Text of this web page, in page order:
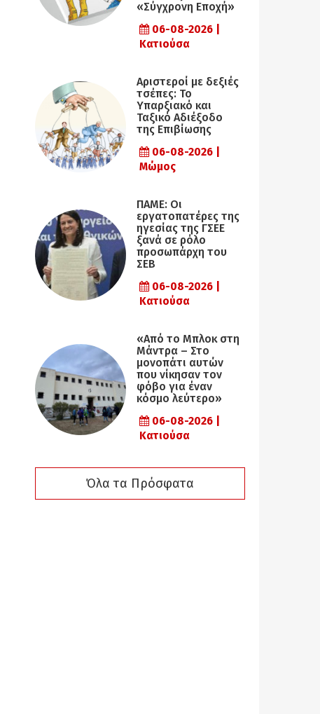
«Σύγχρονη Εποχή»
06-08-2026 |
Κατιούσα
Αριστεροί με δεξιές
τσέπες: Το
Υπαρξιακό και
Ταξικό Αδιέξοδο
της Επιβίωσης
06-08-2026 |
Μώμος
ΠΑΜΕ: Οι
εργατοπατέρες της
ηγεσίας της ΓΣΕΕ
ξανά σε ρόλο
προσωπάρχη του
ΣΕΒ
06-08-2026 |
Κατιούσα
«Από το Μπλοκ στη
Μάντρα – Στο
μονοπάτι αυτών
που νίκησαν τον
φόβο για έναν
κόσμο λεύτερο»
06-08-2026 |
Κατιούσα
Όλα τα Πρόσφατα